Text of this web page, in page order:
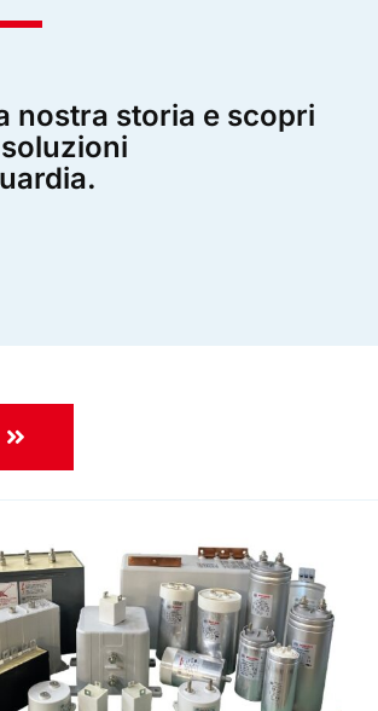
nostra storia e scopri